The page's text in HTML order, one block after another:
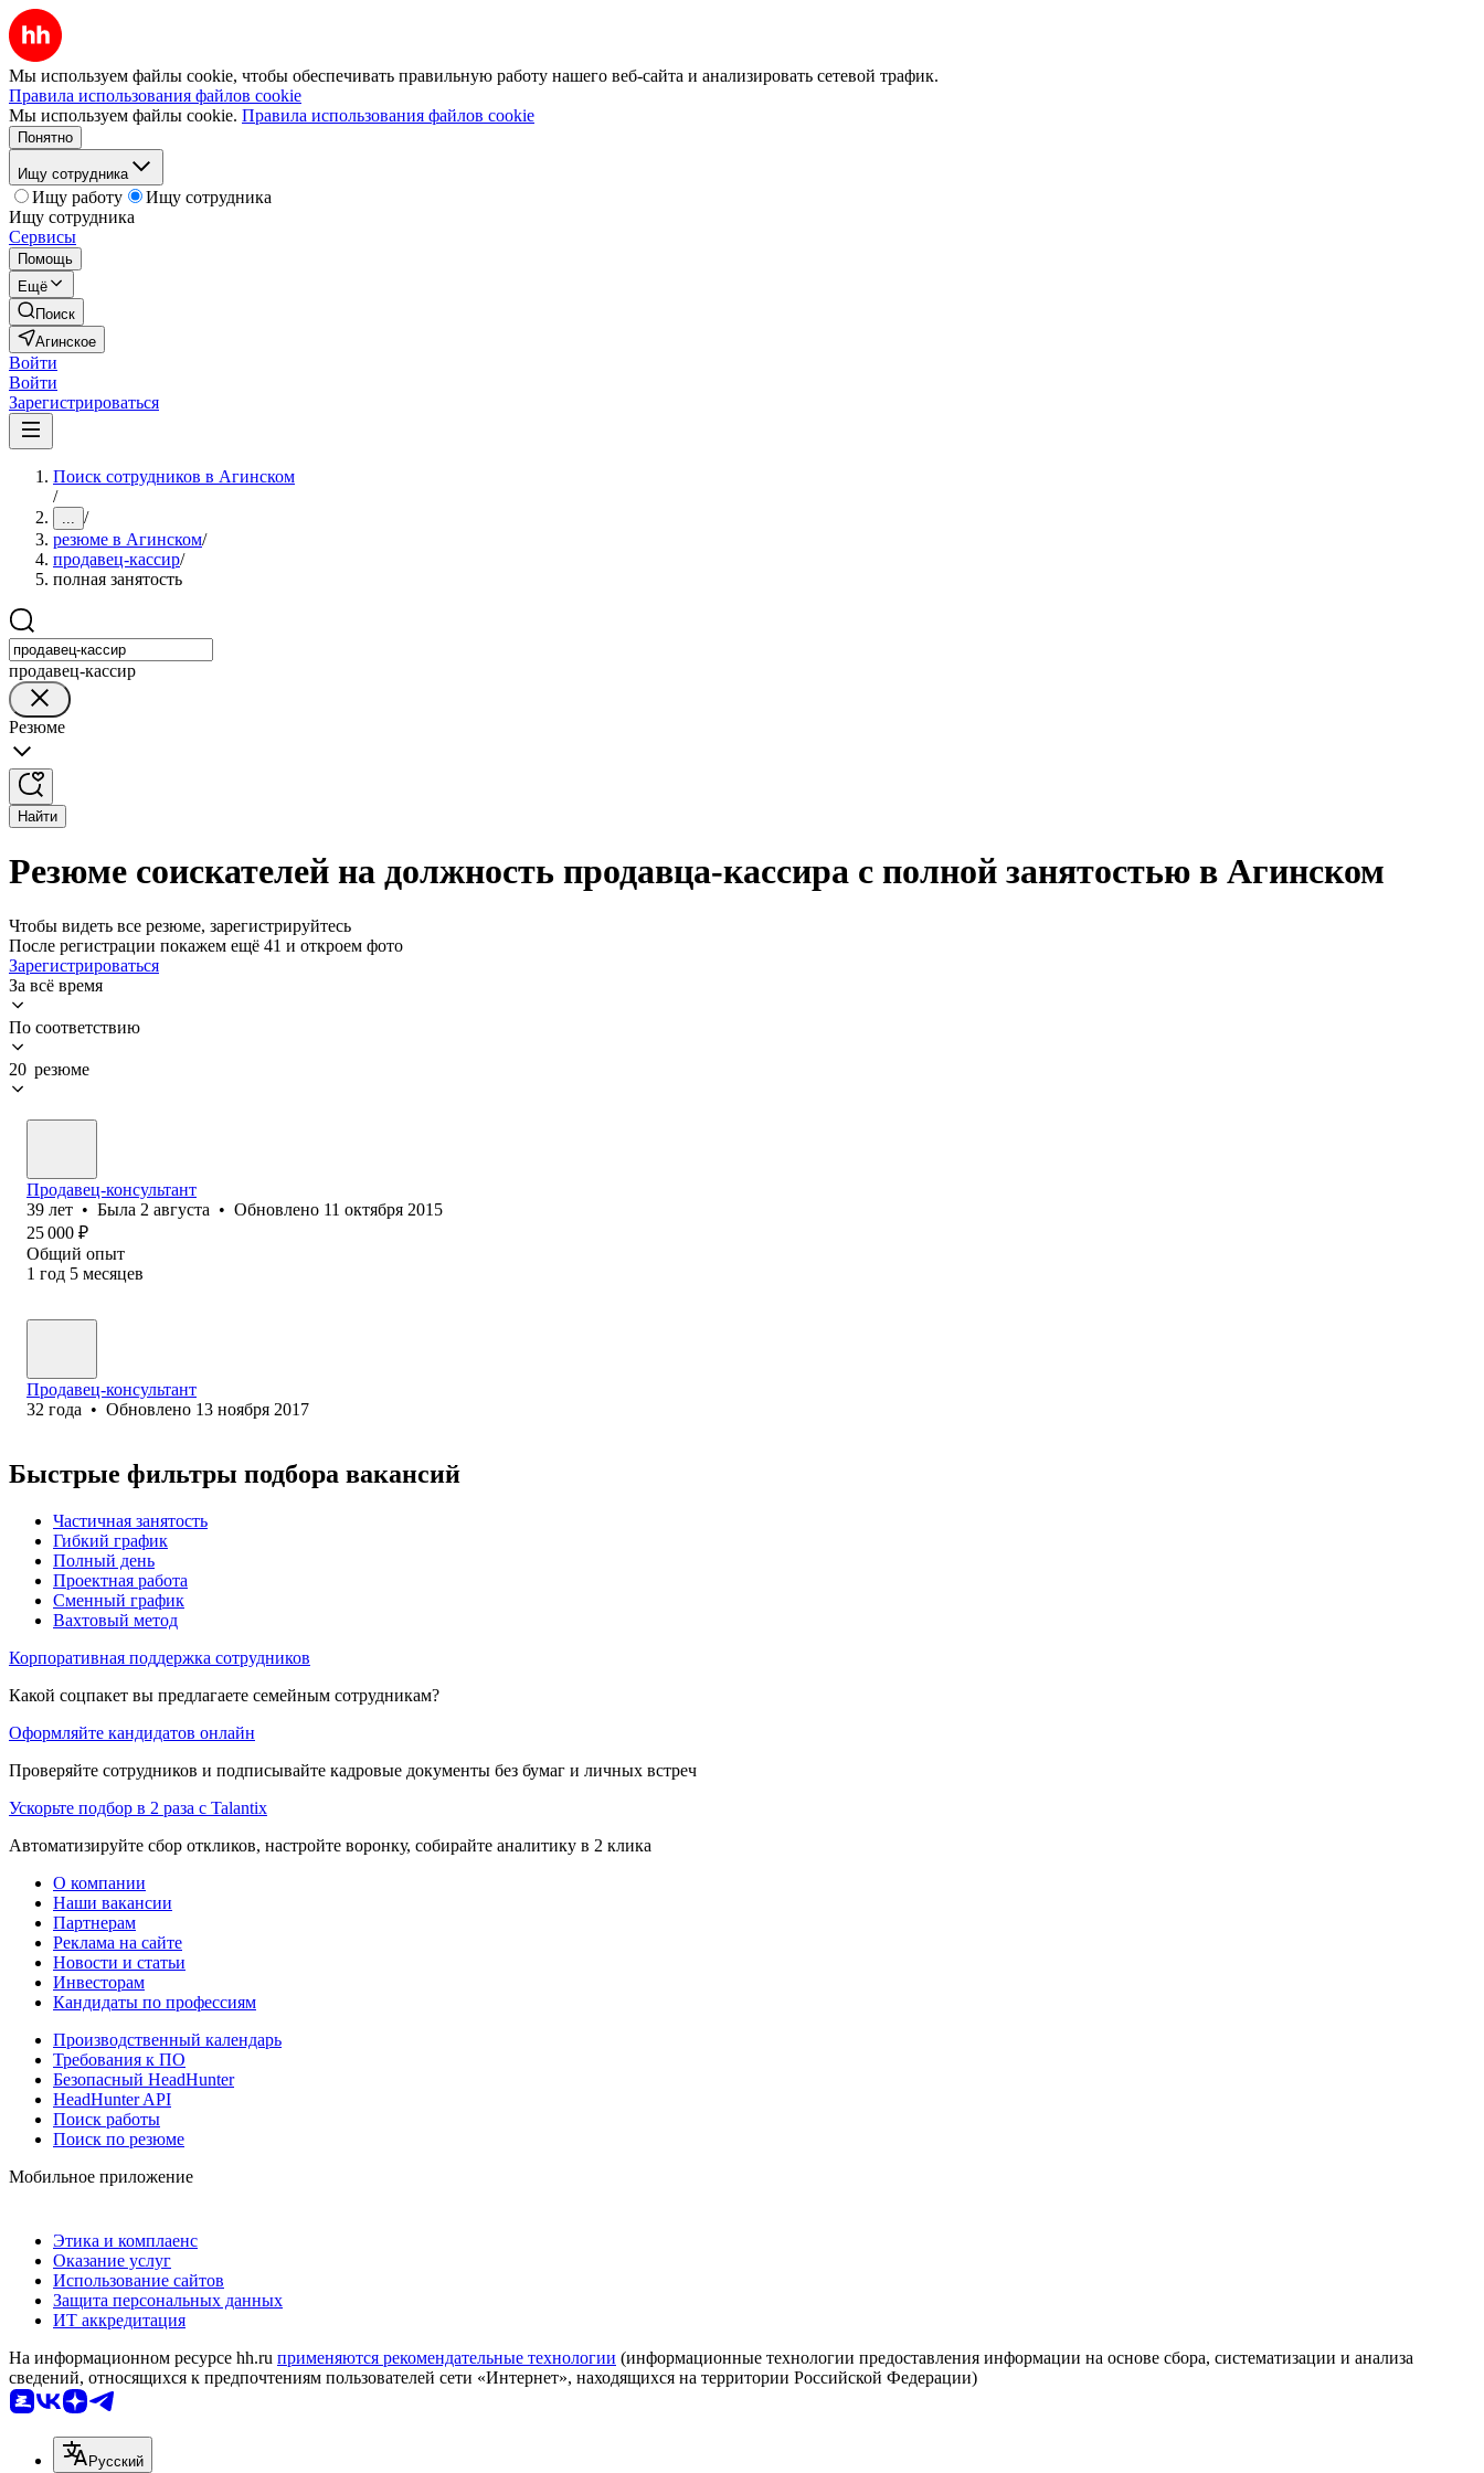
Мы используем файлы cookie, чтобы обеспечивать правильную работу нашего веб-сайта и анализировать сетевой трафик.
Правила использования файлов cookie
Мы используем файлы cookie. Правила использования файлов cookie
Понятно
Ищу сотрудника
Ищу работу
Ищу сотрудника
Ищу сотрудника
Сервисы
Помощь
Ещё
Поиск
Агинское
Войти
Войти
Зарегистрироваться
Поиск сотрудников в Агинском
/
... /
резюме в Агинском/
продавец-кассир/
полная занятость
продавец-кассир
Резюме
Найти
Резюме соискателей на должность продавца-кассира с полной занятостью в Агинском
Чтобы видеть все резюме, зарегистрируйтесь
После регистрации покажем ещё 41 и откроем фото
Зарегистрироваться
За всё время
По соответствию
20 резюме
Продавец-консультант
39 лет • Была 2 августа • Обновлено 11 октября 2015
25 000 ₽
Общий опыт
1 год 5 месяцев
Продавец-консультант
32 года • Обновлено 13 ноября 2017
Быстрые фильтры подбора вакансий
Частичная занятость
Гибкий график
Полный день
Проектная работа
Сменный график
Вахтовый метод
Корпоративная поддержка сотрудников
Какой соцпакет вы предлагаете семейным сотрудникам?
Оформляйте кандидатов онлайн
Проверяйте сотрудников и подписывайте кадровые документы без бумаг и личных встреч
Ускорьте подбор в 2 раза с Talantix
Автоматизируйте сбор откликов, настройте воронку, собирайте аналитику в 2 клика
О компании
Наши вакансии
Партнерам
Реклама на сайте
Новости и статьи
Инвесторам
Кандидаты по профессиям
Производственный календарь
Требования к ПО
Безопасный HeadHunter
HeadHunter API
Поиск работы
Поиск по резюме
Мобильное приложение
Этика и комплаенс
Оказание услуг
Использование сайтов
Защита персональных данных
ИТ аккредитация
На информационном ресурсе hh.ru применяются рекомендательные технологии (информационные технологии предоставления информации на основе сбора, систематизации и анализа
сведений, относящихся к предпочтениям пользователей сети «Интернет», находящихся на территории Российской Федерации)
Русский